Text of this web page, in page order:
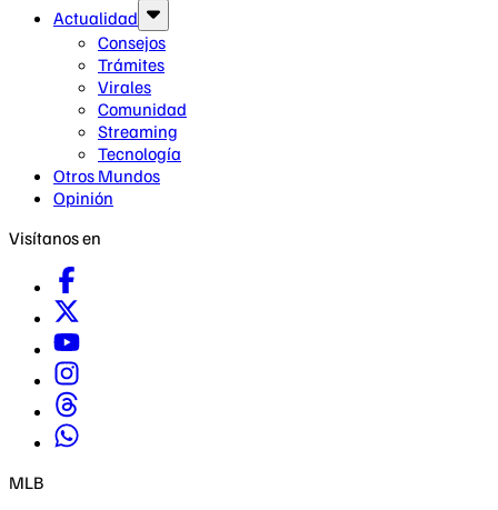
Actualidad
Consejos
Trámites
Virales
Comunidad
Streaming
Tecnología
Otros Mundos
Opinión
Visítanos en
MLB